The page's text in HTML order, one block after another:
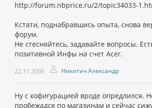
http://forum.nbprice.ru/2/topic34033-
Кстати, поднабравшись опыта, снова
форум.
Не стесняйтесь, задавайте вопросы.
позитивной Инфы на счет Acer.
22.11.2006 Никитич Александр
Ну с кофигурацией вроде опредлился.
пробежадся по магазинам и сейчас